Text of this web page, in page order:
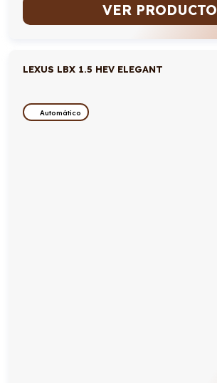
VER PRODUCTO
LEXUS LBX 1.5 HEV ELEGANT
Automático